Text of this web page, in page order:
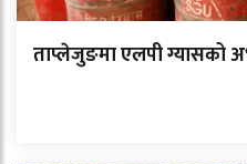
ताप्लेजुङमा एलपी ग्यासको